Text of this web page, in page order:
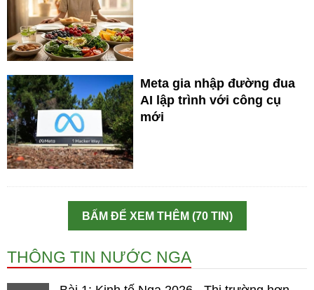
Meta gia nhập đường đua
AI lập trình với công cụ
mới
BẤM ĐỂ XEM THÊM (70 TIN)
THÔNG TIN NƯỚC NGA